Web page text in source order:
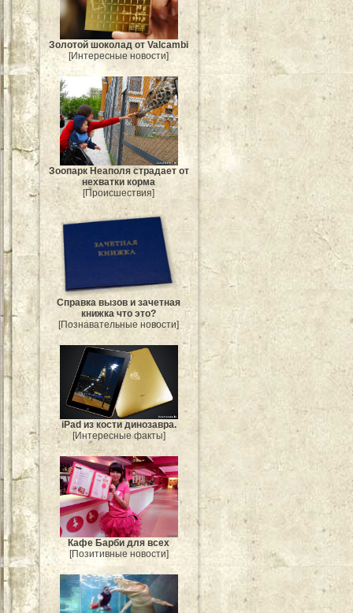
Золотой шоколад от Valcambi
[Интересные новости]
Зоопарк Неаполя страдает от
нехватки корма
[Происшествия]
Справка вызов и зачетная
книжка что это?
[Познавательные новости]
iPad из кости динозавра.
[Интересные факты]
Кафе Барби для всех
[Позитивные новости]